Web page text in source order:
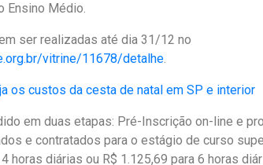
Ensino Médio.
ser realizadas até dia 31/12 no
vitrine/11678/detalhe.
os custos da cesta de natal em SP e interior
em duas etapas: Pré-Inscrição on-line e
e contratados para o estágio de curso
horas diárias ou R$ 1.125,69 para 6 horas